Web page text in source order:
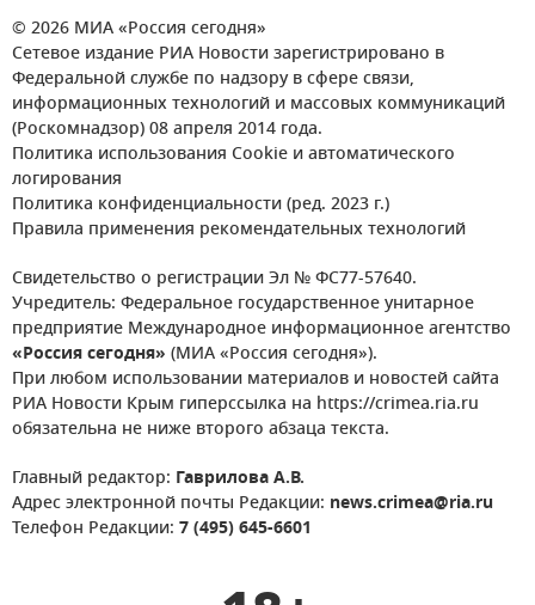
© 2026 МИА «Россия сегодня»
Сетевое издание РИА Новости зарегистрировано в
Федеральной службе по надзору в сфере связи,
информационных технологий и массовых коммуникаций
(Роскомнадзор) 08 апреля 2014 года.
Политика использования Cookie и автоматического
логирования
Политика конфиденциальности (ред. 2023 г.)
Правила применения рекомендательных технологий
Свидетельство о регистрации Эл № ФС77-57640.
Учредитель: Федеральное государственное унитарное
предприятие Международное информационное агентство
«Россия сегодня» (МИА «Россия сегодня»).
При любом использовании материалов и новостей сайта
РИА Новости Крым гиперссылка на https://crimea.ria.ru
обязательна не ниже второго абзаца текста.
Главный редактор: Гаврилова А.В.
Адрес электронной почты Редакции: news.crimea@ria.ru
Телефон Редакции: 7 (495) 645-6601